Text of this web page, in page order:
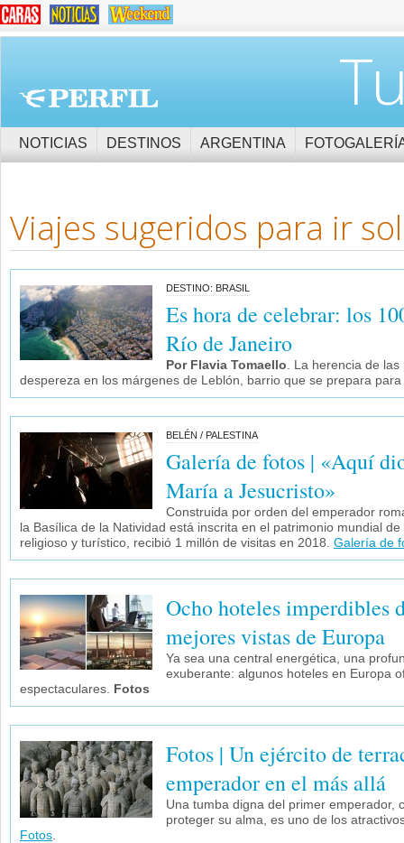
NOTICIAS DESTINOS ARGENTINA
Viajes sugeridos para ir
DESTINO: BRASIL
Es hora de celebrar: los
Río de Janeiro
Por Flavia Tomaello . La herencia de
despereza en los márgenes de Leblón, barrio que se prepara
BELÉN / PALESTINA
Galería de fotos | «Aquí
María a Jesucristo»
Construida por orden del emperador
la Basílica de la Natividad está inscrita en el patrimonio mundial
religioso y turístico, recibió 1 millón de visitas en 2018. Galería de
Ocho hoteles imperdibles
mejores vistas de Europa
Ya sea una central energética, una
exuberante: algunos hoteles en Europa
espectaculares. Fotos
Fotos | Un ejército de
emperador en el más allá
Una tumba digna del primer emperador,
proteger su alma, es uno de los
Fotos